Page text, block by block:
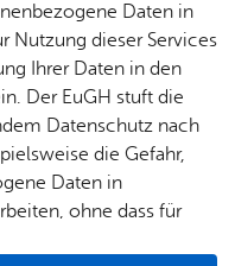
Er­leb­nis­se au­ßer­
Pro­jek­te und
Team­buil­ding-Maß­
das Spielehaus den
Daten in
Nutzung dieser Services
Ihrer Daten in den
Der EuGH stuft die
Datenschutz nach
die Gefahr,
Daten in
ohne dass für